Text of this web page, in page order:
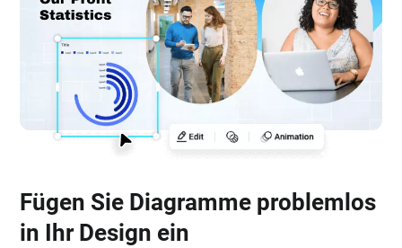
Fügen Sie Diagramme problemlos
in Ihr Design ein